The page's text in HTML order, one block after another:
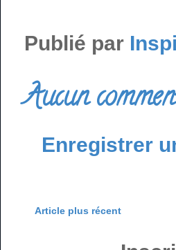
Publié par
Aucun
Enregistrer
Article plus récent